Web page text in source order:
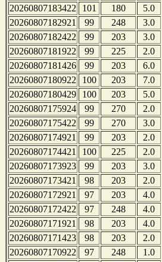
20260807183422
101 180
5.0
20260807182921
99 248
3.0
20260807182422
99 203
3.0
20260807181922
99 225
2.0
20260807181426
99 203
6.0
20260807180922
100 203
7.0
20260807180429
100 203
5.0
20260807175924
99 270
2.0
20260807175422
99 270
3.0
20260807174921
99 203
2.0
20260807174421
100 225
2.0
20260807173923
99 203
3.0
20260807173421
98 203
2.0
20260807172921
97 203
4.0
20260807172422
97 248
4.0
20260807171921
98 203
4.0
20260807171423
98 203
2.0
20260807170922
97 248
1.0